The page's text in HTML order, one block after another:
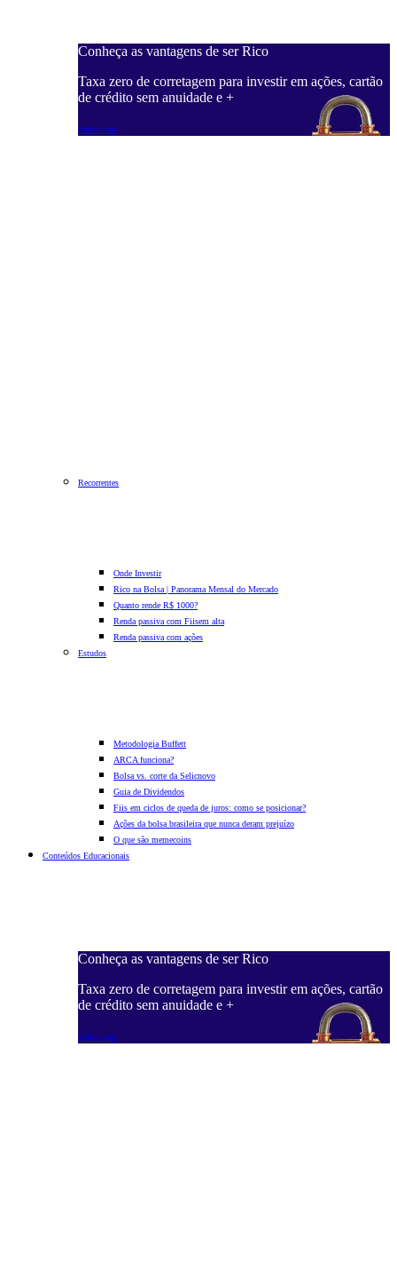
Conheça as vantagens de ser Rico
Taxa zero de corretagem para investir em ações, cartão
de crédito sem anuidade e +
Saiba mais
Recorrentes
Onde Investir
Rico na Bolsa | Panorama Mensal do Mercado
Quanto rende R$ 1000?
Renda passiva com Fiisem alta
Renda passiva com ações
Estudos
Metodologia Buffett
ARCA funciona?
Bolsa vs. corte da Selicnovo
Guia de Dividendos
Fiis em ciclos de queda de juros: como se posicionar?
Ações da bolsa brasileira que nunca deram prejuízo
O que são memecoins
Conteúdos Educacionais
Conheça as vantagens de ser Rico
Taxa zero de corretagem para investir em ações, cartão
de crédito sem anuidade e +
Saiba mais